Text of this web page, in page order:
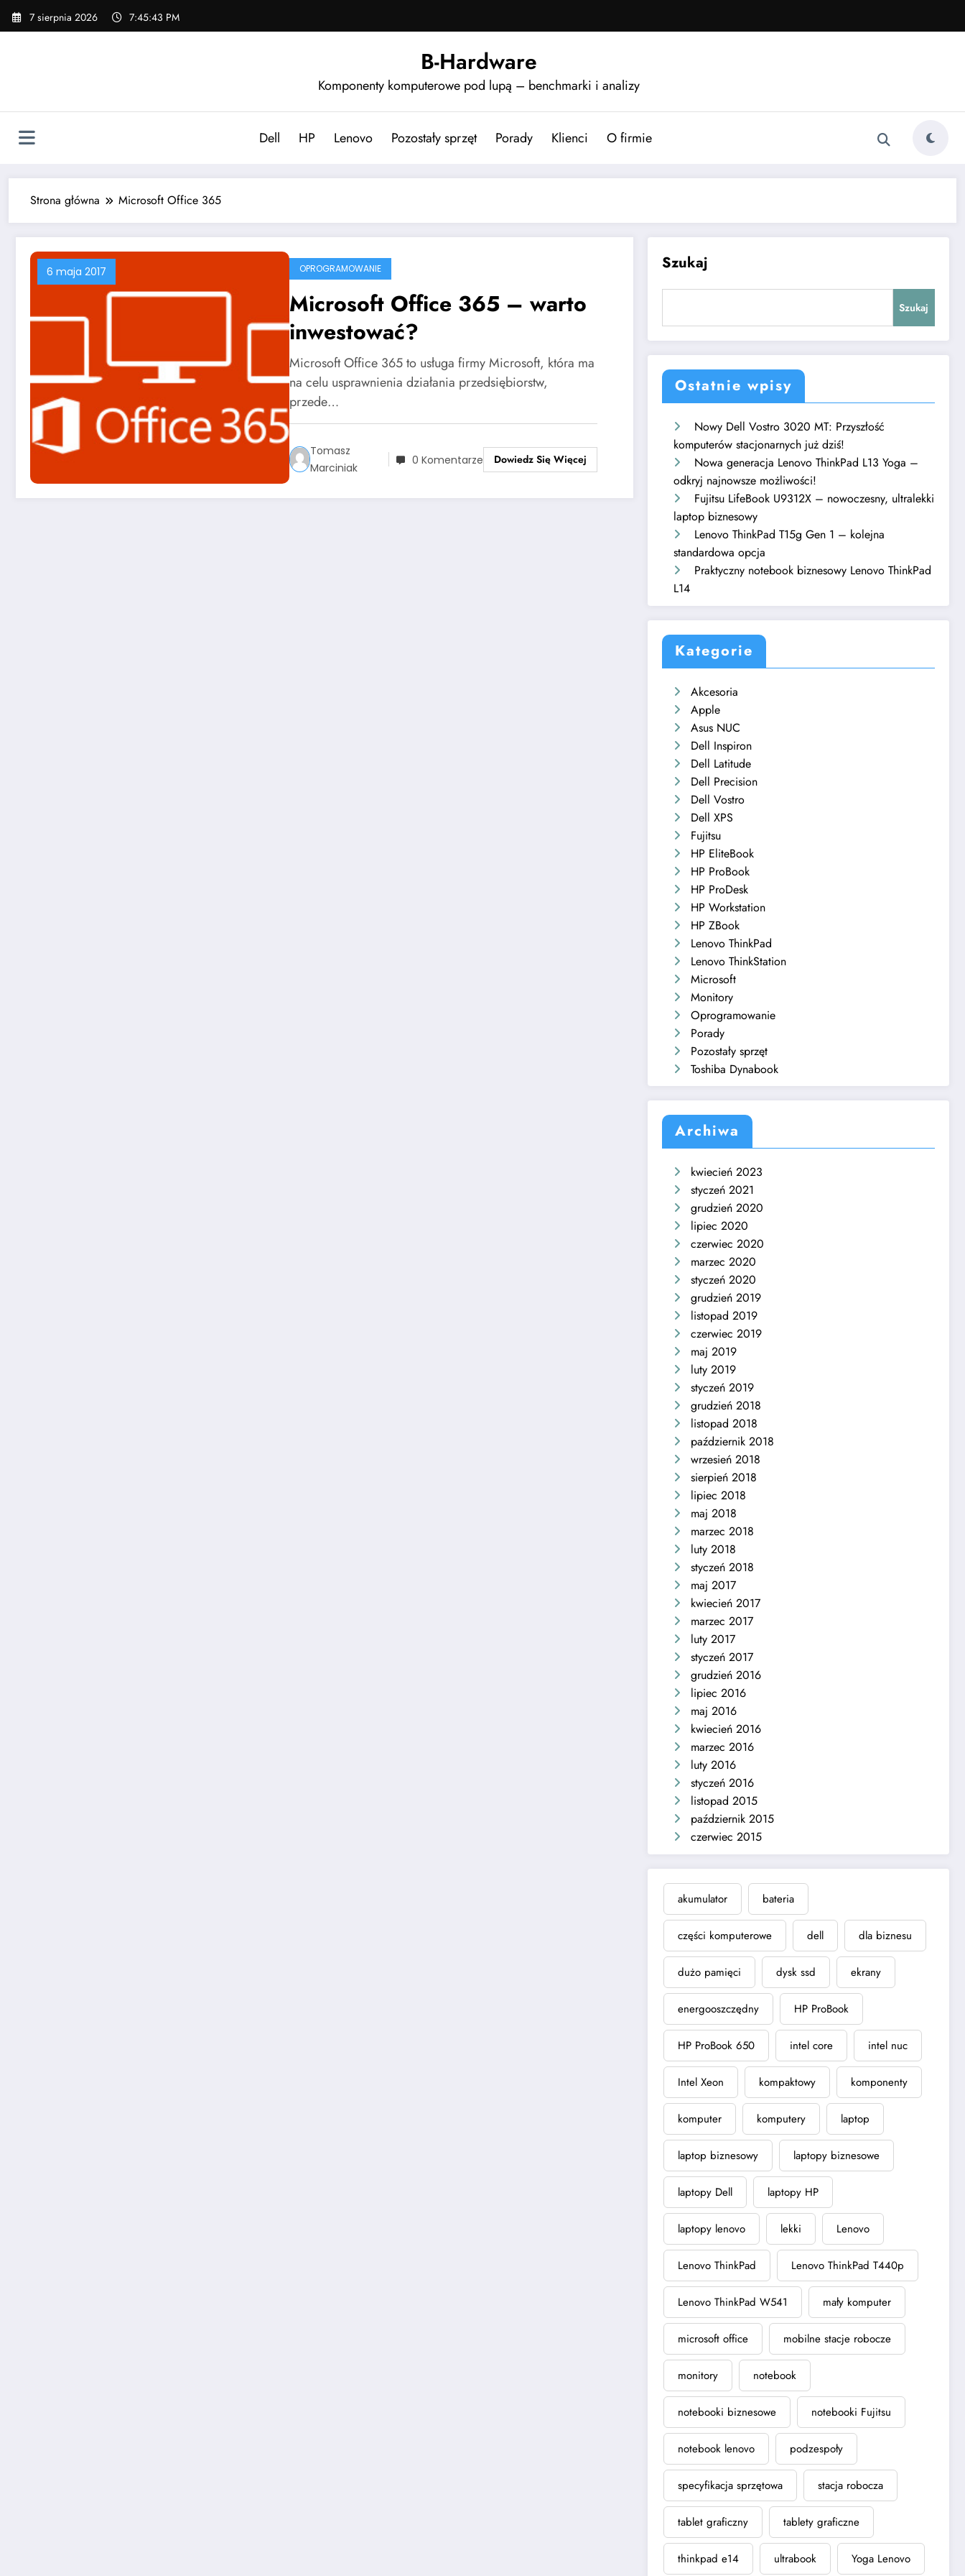
Skip
7 sierpnia 2026 7:45:44 PM
B-Hardware
Komponenty komputerowe pod lupą – benchmarki i analizy
Dell HP Lenovo Pozostały sprzęt Porady Klienci O firmie
Strona główna Microsoft Office 365
6 maja 2017 OPROGRAMOWANIE
Microsoft Office 365 – warto
inwestować?
Microsoft Office 365 to usługa firmy Microsoft, która ma
na celu usprawnienia działania przedsiębiorstw,
przede…
Tomasz
Marciniak
0 Komentarze Dowiedz Się Więcej
Szukaj
Szukaj
Ostatnie wpisy
Nowy Dell Vostro 3020 MT: Przyszłość
komputerów stacjonarnych już dziś!
Nowa generacja Lenovo ThinkPad L13 Yoga –
odkryj najnowsze możliwości!
Fujitsu LifeBook U9312X – nowoczesny, ultralekki
laptop biznesowy
Lenovo ThinkPad T15g Gen 1 – kolejna
standardowa opcja
Praktyczny notebook biznesowy Lenovo ThinkPad
L14
Kategorie
Akcesoria
Apple
Asus NUC
Dell Inspiron
Dell Latitude
Dell Precision
Dell Vostro
Dell XPS
Fujitsu
HP EliteBook
HP ProBook
HP ProDesk
HP Workstation
HP ZBook
Lenovo ThinkPad
Lenovo ThinkStation
Microsoft
Monitory
Oprogramowanie
Porady
Pozostały sprzęt
Toshiba Dynabook
Archiwa
kwiecień 2023
styczeń 2021
grudzień 2020
lipiec 2020
czerwiec 2020
marzec 2020
styczeń 2020
grudzień 2019
listopad 2019
czerwiec 2019
maj 2019
luty 2019
styczeń 2019
grudzień 2018
listopad 2018
październik 2018
wrzesień 2018
sierpień 2018
lipiec 2018
maj 2018
marzec 2018
luty 2018
styczeń 2018
maj 2017
kwiecień 2017
marzec 2017
luty 2017
styczeń 2017
grudzień 2016
lipiec 2016
maj 2016
kwiecień 2016
marzec 2016
luty 2016
styczeń 2016
listopad 2015
październik 2015
czerwiec 2015
akumulator bateria
części komputerowe dell dla biznesu
dużo pamięci dysk ssd ekrany
energooszczędny HP ProBook
HP ProBook 650 intel core intel nuc
Intel Xeon kompaktowy komponenty
komputer komputery laptop
laptop biznesowy laptopy biznesowe
laptopy Dell laptopy HP
laptopy lenovo lekki Lenovo
Lenovo ThinkPad Lenovo ThinkPad T440p
Lenovo ThinkPad W541 mały komputer
microsoft office mobilne stacje robocze
monitory notebook
notebooki biznesowe notebooki Fujitsu
notebook lenovo podzespoły
specyfikacja sprzętowa stacja robocza
tablet graficzny tablety graficzne
thinkpad e14 ultrabook Yoga Lenovo